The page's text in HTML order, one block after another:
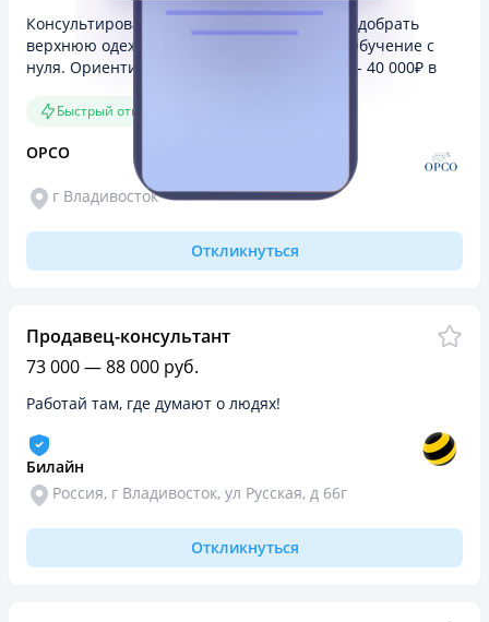
Консультировать покупателей, помогать подобрать
верхнюю одежду, осуществлять продажи. Обучение с
нуля. Ориентировочный заработок 30 000₽- 40 000₽ в
Быстрый отклик
ОРСО
г Владивосток
Откликнуться
Продавец-консультант
73 000 — 88 000 руб.
Работай там, где думают о людях!
Билайн
Россия, г Владивосток, ул Русская, д 66г
Откликнуться